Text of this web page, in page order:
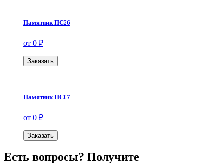
Памятник ПС26
от 0 ₽
Заказать
Памятник ПС07
от 0 ₽
Заказать
Есть вопросы? Получите